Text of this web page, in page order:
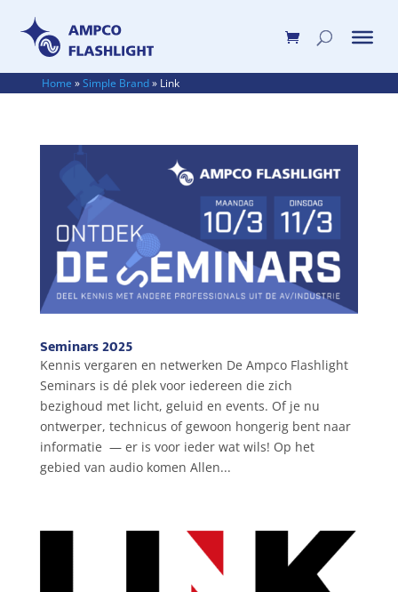
Home »Simple Brand» Link
Seminars 2025
Kennis vergaren en netwerken De Ampco Flashlight
Seminars is dé plek voor iedereen die zich
bezighoud met licht, geluid en events. Of je nu
ontwerper, technicus of gewoon hongerig bent naar
informatie — er is voor ieder wat wils! Op het
gebied van audio komen Allen...